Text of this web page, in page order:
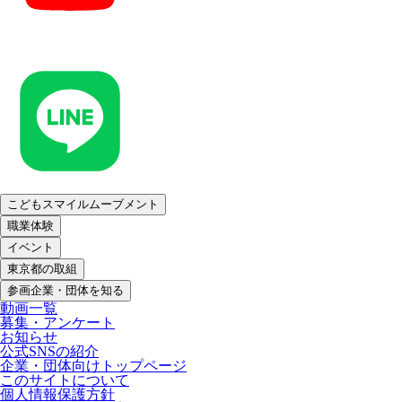
こどもスマイルムーブメント
職業体験
イベント
東京都の取組
参画企業・団体を知る
動画一覧
募集・アンケート
お知らせ
公式SNSの紹介
企業・団体向けトップページ
このサイトについて
個人情報保護方針